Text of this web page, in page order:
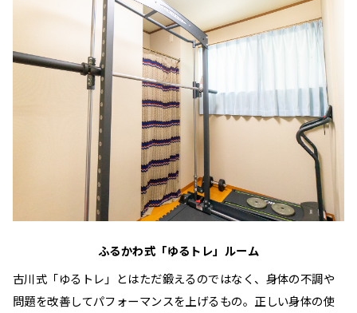
ふるかわ式「ゆるトレ」ルーム
古川式「ゆるトレ」とはただ鍛えるのではなく、身体の不調や
問題を改善してパフォーマンスを上げるもの。正しい身体の使